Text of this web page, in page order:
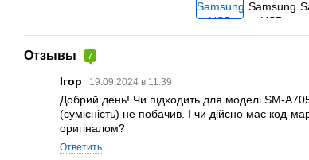
Отзывы 7
Ігор 19.09.2024 в 11:39
Добрий день! Чи підходить для моделі SM-
(сумісність) не побачив. І чи дійсно має код-
оригіналом?
Ответить